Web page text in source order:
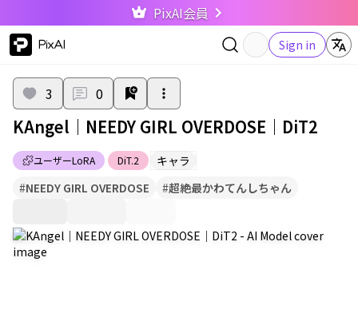
PixAI会員
PixAI Sign in
ユーザーLoRA DiT.2 キャラ
3 0
KAngel｜NEEDY GIRL OVERDOSE｜DiT2
#NEEDY GIRL OVERDOSE #超絶最かわてんしちゃん